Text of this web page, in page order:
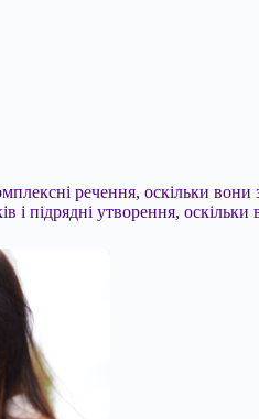
речення, оскільки вони
і підрядні утворення,